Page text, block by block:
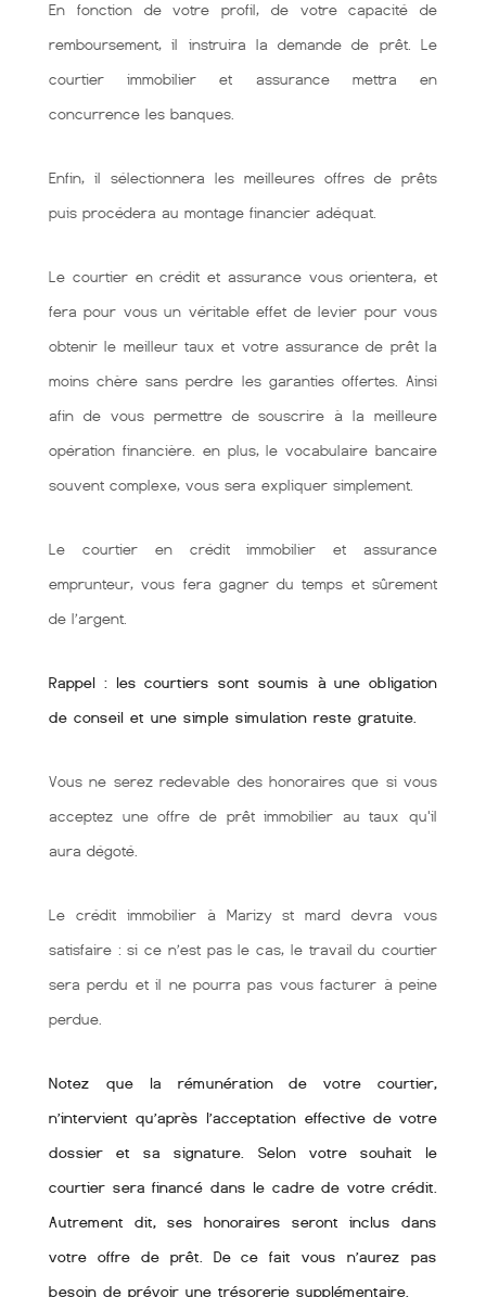
En fonction de votre profil, de votre capacité de
remboursement, il instruira la demande de prêt. Le
courtier immobilier et assurance mettra en
concurrence les banques.
Enfin, il sélectionnera les meilleures offres de prêts
puis procédera au montage financier adéquat.
Le courtier en crédit et assurance vous orientera, et
fera pour vous un véritable effet de levier pour vous
obtenir le meilleur taux et votre assurance de prêt la
moins chère sans perdre les garanties offertes. Ainsi
afin de vous permettre de souscrire à la meilleure
opération financière. en plus, le vocabulaire bancaire
souvent complexe, vous sera expliquer simplement.
Le courtier en crédit immobilier et assurance
emprunteur, vous fera gagner du temps et sûrement
de l’argent.
Rappel : les courtiers sont soumis à une obligation
de conseil et une simple simulation reste gratuite.
Vous ne serez redevable des honoraires que si vous
acceptez une offre de prêt immobilier au taux qu'il
aura dégoté.
Le crédit immobilier à Marizy st mard devra vous
satisfaire : si ce n’est pas le cas, le travail du courtier
sera perdu et il ne pourra pas vous facturer à peine
perdue.
Notez que la rémunération de votre courtier,
n’intervient qu’après l’acceptation effective de votre
dossier et sa signature. Selon votre souhait le
courtier sera financé dans le cadre de votre crédit.
Autrement dit, ses honoraires seront inclus dans
votre offre de prêt. De ce fait vous n’aurez pas
besoin de prévoir une trésorerie supplémentaire.